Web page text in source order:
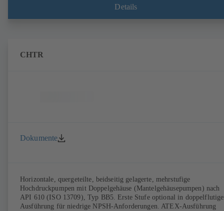
Details
CHTR
Dokumente
Horizontale, quergeteilte, beidseitig gelagerte, mehrstufige
Hochdruckpumpen mit Doppelgehäuse (Mantelgehäusepumpen) nach
API 610 (ISO 13709), Typ BB5. Erste Stufe optional in
Ausführung für niedrige NPSH-Anforderungen. ATEX-Ausführung